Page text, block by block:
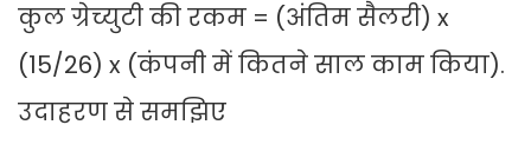
कुल ग्रेच्युटी की रकम = (अंतिम सैलरी) x
(15/26) x (कंपनी में कितने साल काम किया).
उदाहरण से समझिए